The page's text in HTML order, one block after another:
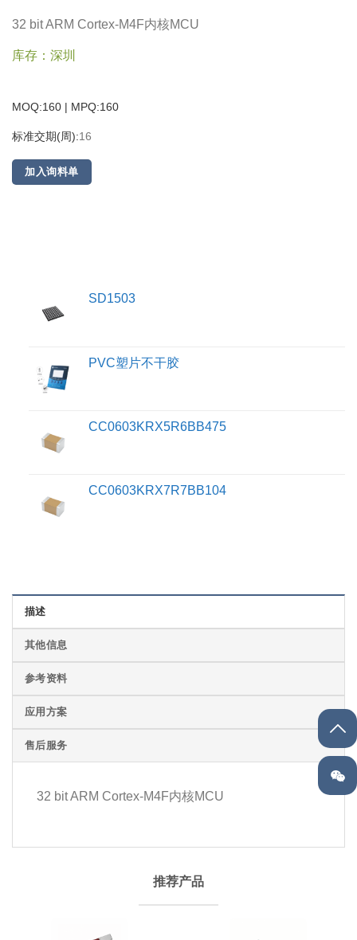
32 bit ARM Cortex-M4F内核MCU
库存：深圳
MOQ:160 | MPQ:160
标准交期(周):16
加入询料单
SD1503
PVC塑片不干胶
CC0603KRX5R6BB475
CC0603KRX7R7BB104
描述
其他信息
参考资料
应用方案
售后服务
32 bit ARM Cortex-M4F内核MCU
推荐产品